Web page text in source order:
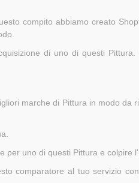
compito abbiamo creato
di uno di questi Pittura.
marche di Pittura in modo da
uno di questi Pittura e colpire
comparatore al tuo servizio